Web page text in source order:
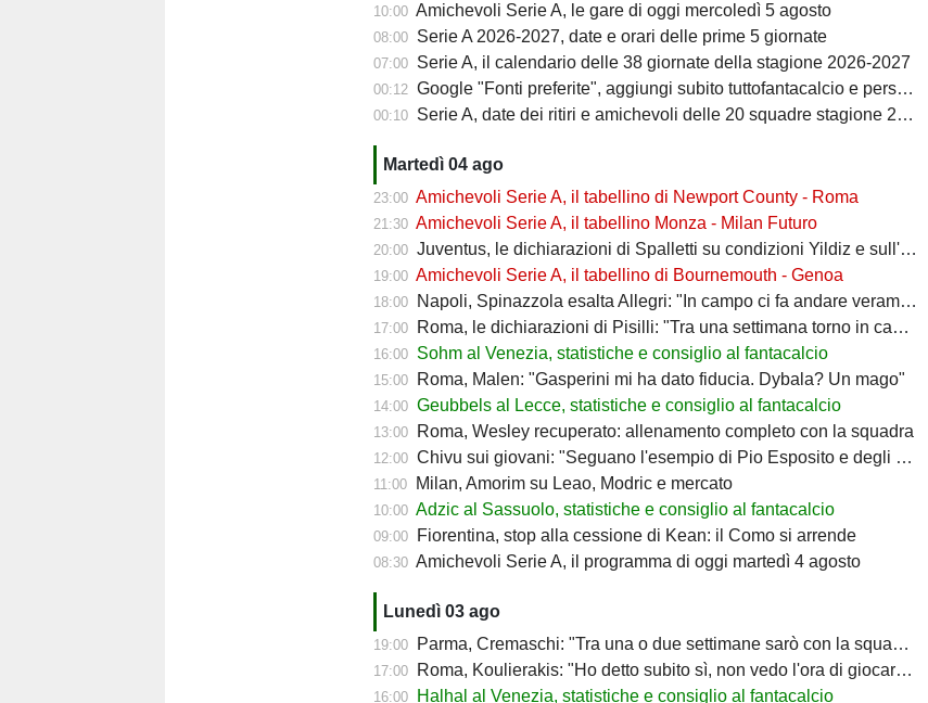
10:00 Amichevoli Serie A, le gare di oggi mercoledì 5 agosto
08:00 Serie A 2026-2027, date e orari delle prime 5 giornate
07:00 Serie A, il calendario delle 38 giornate della stagione 2026-2027
00:12 Google "Fonti preferite", aggiungi subito tuttofantacalcio e personalizza le tue notizie
00:10 Serie A, date dei ritiri e amichevoli delle 20 squadre stagione 2026/2027
Martedì 04 ago
23:00 Amichevoli Serie A, il tabellino di Newport County - Roma
21:30 Amichevoli Serie A, il tabellino Monza - Milan Futuro
20:00 Juventus, le dichiarazioni di Spalletti su condizioni Yildiz e sull'attacco
19:00 Amichevoli Serie A, il tabellino di Bournemouth - Genoa
18:00 Napoli, Spinazzola esalta Allegri: "In campo ci fa andare veramente forte"
17:00 Roma, le dichiarazioni di Pisilli: "Tra una settimana torno in campo"
16:00 Sohm al Venezia, statistiche e consiglio al fantacalcio
15:00 Roma, Malen: "Gasperini mi ha dato fiducia. Dybala? Un mago"
14:00 Geubbels al Lecce, statistiche e consiglio al fantacalcio
13:00 Roma, Wesley recuperato: allenamento completo con la squadra
12:00 Chivu sui giovani: "Seguano l'esempio di Pio Esposito e degli altri"
11:00 Milan, Amorim su Leao, Modric e mercato
10:00 Adzic al Sassuolo, statistiche e consiglio al fantacalcio
09:00 Fiorentina, stop alla cessione di Kean: il Como si arrende
08:30 Amichevoli Serie A, il programma di oggi martedì 4 agosto
Lunedì 03 ago
19:00 Parma, Cremaschi: "Tra una o due settimane sarò con la squadra"
17:00 Roma, Koulierakis: "Ho detto subito sì, non vedo l'ora di giocare all'Olimpico"
16:00 Halhal al Venezia, statistiche e consiglio al fantacalcio